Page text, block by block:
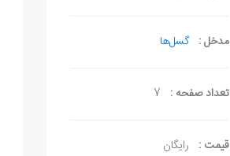
مدخل : گسل‌ها
تعداد صفحه : 7
قیمت : رایگان